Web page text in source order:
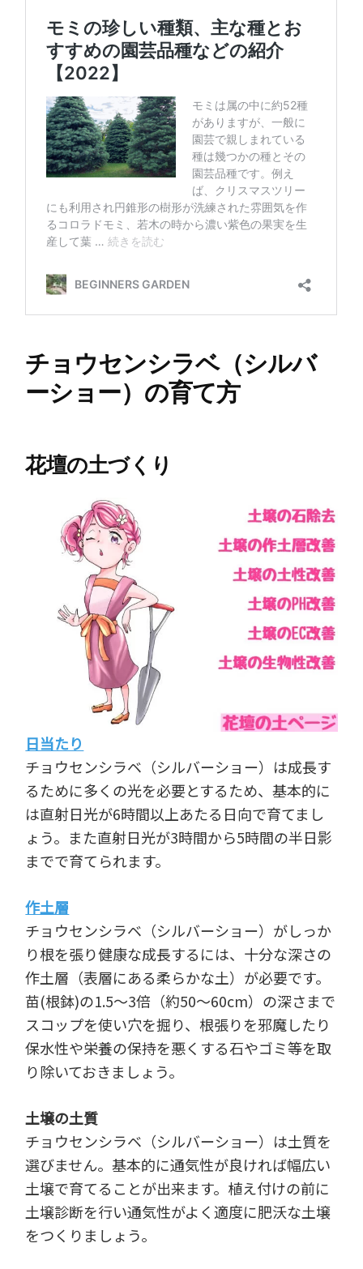
チョウセンシラベ（シルバ
ーショー）の育て方
花壇の土づくり
日当たり
チョウセンシラベ（シルバーショー）は成長す
るために多くの光を必要とするため、基本的に
は直射日光が6時間以上あたる日向で育てまし
ょう。また直射日光が3時間から5時間の半日影
までで育てられます。
作土層
チョウセンシラベ（シルバーショー）がしっか
り根を張り健康な成長するには、十分な深さの
作土層（表層にある柔らかな土）が必要です。
苗(根鉢)の1.5～3倍（約50～60cm）の深さまで
スコップを使い穴を掘り、根張りを邪魔したり
保水性や栄養の保持を悪くする石やゴミ等を取
り除いておきましょう。
土壌の土質
チョウセンシラベ（シルバーショー）は土質を
選びません。基本的に通気性が良ければ幅広い
土壌で育てることが出来ます。植え付けの前に
土壌診断を行い通気性がよく適度に肥沃な土壌
をつくりましょう。